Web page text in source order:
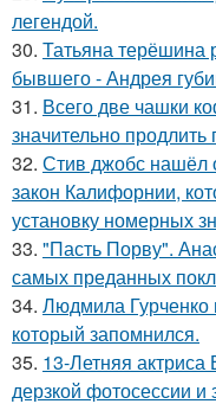
легендой.
30. Татьяна терёшина
бывшего - Андрея
31. Всего две чашки
значительно продлить
32. Стив джобс нашёл
закон Калифорнии,
установку номерных
33. "Пасть Порву".
самых преданных
34. Людмила Гурченко
который запомнился.
35. 13-Летняя
дерзкой фотосессии и